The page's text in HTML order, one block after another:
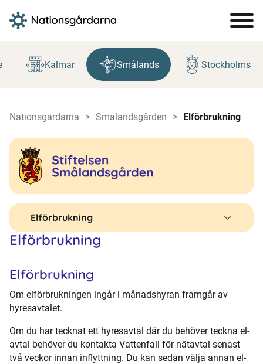
till
innehåll
Kalmar Smålands Stockholms
Nationsgårdarna Smålandsgården Elförbrukning
Elförbrukning
Elförbrukning
Elförbrukning
Om elförbrukningen ingår i månadshyran framgår av
hyresavtalet.
Om du har tecknat ett hyresavtal där du behöver teckna el-
avtal behöver du kontakta Vattenfall för nätavtal senast
två veckor innan inflyttning. Du kan sedan välja annan el-